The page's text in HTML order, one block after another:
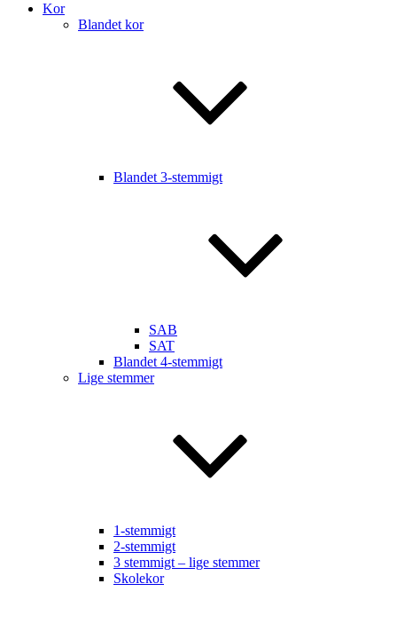
Kor
Blandet kor
Blandet 3-stemmigt
SAB
SAT
Blandet 4-stemmigt
Lige stemmer
1-stemmigt
2-stemmigt
3 stemmigt – lige stemmer
Skolekor